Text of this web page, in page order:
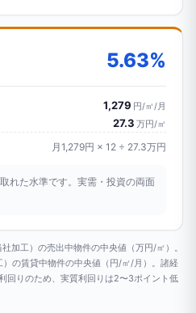
5.63%
1,279 円/㎡/月
27.3 万円/㎡
月1,279円 × 12 ÷ 27.3万円
れた水準です。実需・投資の両面
加工）の売出中物件の中央値（万円/㎡）。
の賃貸中物件の中央値（円/㎡/月）。諸経
回りのため、実質利回りは2〜3ポイント低